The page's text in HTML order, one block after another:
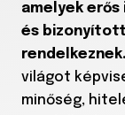
amelyek
és bizonyított
rendelkeznek.
világot
minőség,